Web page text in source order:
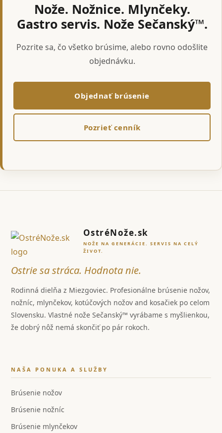
Nože. Nožnice. Mlynčeky.
Gastro servis. Nože Sečanský™.
Pozrite sa, čo všetko brúsime, alebo rovno odošlite
objednávku.
Objednať brúsenie
Pozrieť cenník
OstréNože.sk
NOŽE NA GENERÁCIE. SERVIS NA CELÝ
ŽIVOT.
Ostrie sa stráca. Hodnota nie.
Rodinná dielňa z Miezgoviec. Profesionálne brúsenie nožov,
nožníc, mlynčekov, kotúčových nožov and kosačiek po celom
Slovensku. Vlastné nože Sečanský™ vyrábame s myšlienkou,
že dobrý nôž nemá skončiť po pár rokoch.
NAŠA PONUKA A SLUŽBY
Brúsenie nožov
Brúsenie nožníc
Brúsenie mlynčekov